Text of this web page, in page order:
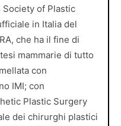
Society of Plastic
in Italia del
che ha il fine di
mammarie di tutto
con
IMI; con
Plastic Surgery
dei chirurghi plastici